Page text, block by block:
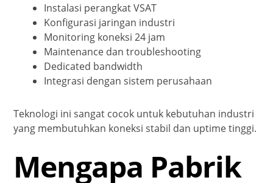
Instalasi perangkat VSAT
Konfigurasi jaringan industri
Monitoring koneksi 24 jam
Maintenance dan troubleshooting
Dedicated bandwidth
Integrasi dengan sistem perusahaan
Teknologi ini sangat cocok untuk kebutuhan industri
yang membutuhkan koneksi stabil dan uptime tinggi.
Mengapa Pabrik